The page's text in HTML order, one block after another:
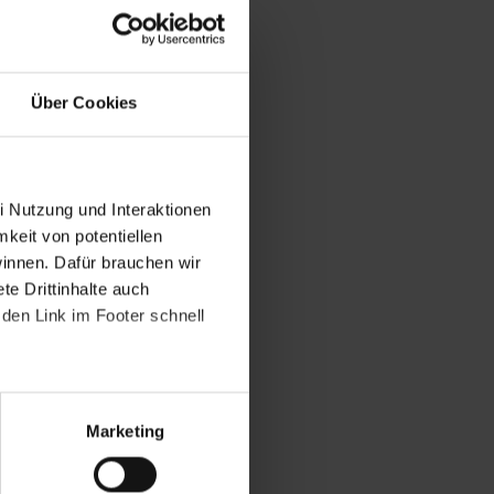
Über Cookies
Nutzung und Interaktionen
von potentiellen
Dafür brauchen wir
Drittinhalte auch
Link im Footer schnell
Marketing